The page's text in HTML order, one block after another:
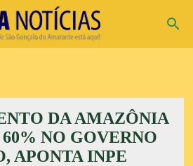
o conteúdo principal
DA AMAZÔNIA
NO GOVERNO
APONTA INPE